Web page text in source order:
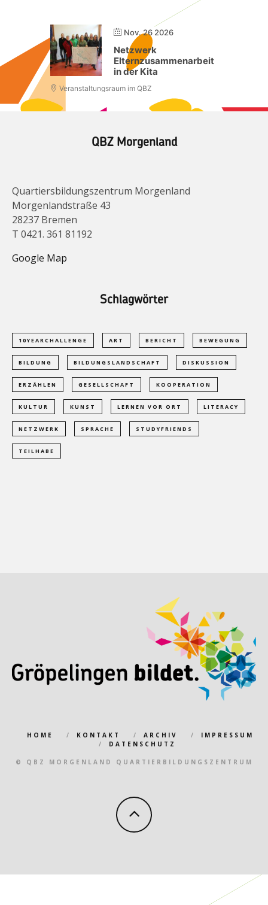
Nov. 26 2026
Netzwerk
Elternzusammenarbeit
in der Kita
Veranstaltungsraum im QBZ
QBZ Morgenland
Quartiersbildungszentrum Morgenland
Morgenlandstraße 43
28237 Bremen
T 0421. 361 81192
Google Map
Schlagwörter
10YEARCHALLENGE ART BERICHT BEWEGUNG
BILDUNG BILDUNGSLANDSCHAFT DISKUSSION
ERZÄHLEN GESELLSCHAFT KOOPERATION
KULTUR KUNST LERNEN VOR ORT LITERACY
NETZWERK SPRACHE STUDYFRIENDS
TEILHABE
HOME KONTAKT ARCHIV
IMPRESSUM
DATENSCHUTZ
© QBZ MORGENLAND QUARTIERBILDUNGSZENTRUM